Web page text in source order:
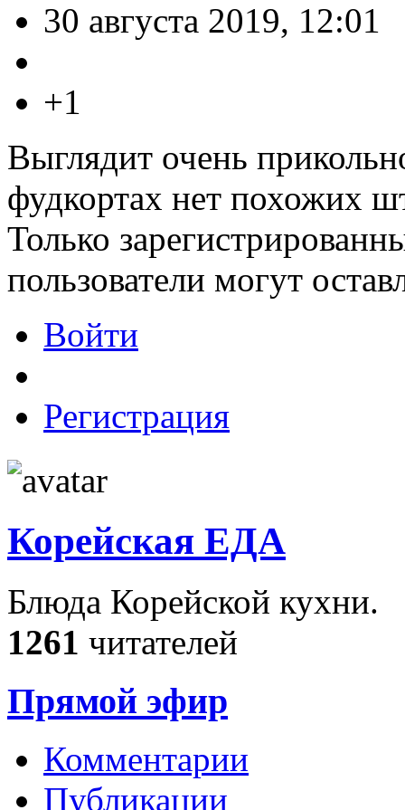
30 августа 2019, 12:01
+1
Выглядит очень
фудкортах нет похожих
Только
пользователи могут
Войти
Регистрация
Корейская ЕДА
Блюда Корейской кухни.
1261 читателей
Прямой эфир
Комментарии
Публикации